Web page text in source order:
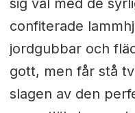
sig väl med de
confiterade
jordgubbar och
gott, men får stå
slagen av den